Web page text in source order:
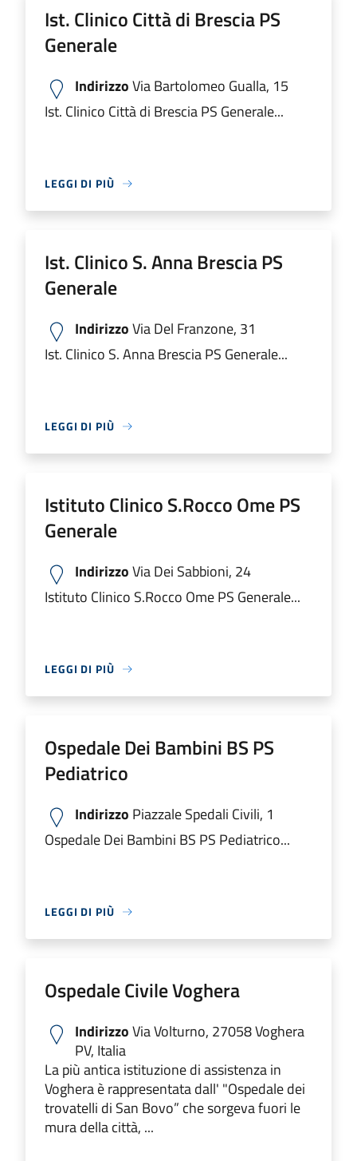
Ist. Clinico Città di Brescia PS
Generale
IndirizzoVia Bartolomeo Gualla, 15
Ist. Clinico Città di Brescia PS Generale...
LEGGI DI PIÙ
Ist. Clinico S. Anna Brescia PS
Generale
IndirizzoVia Del Franzone, 31
Ist. Clinico S. Anna Brescia PS Generale...
LEGGI DI PIÙ
Istituto Clinico S.Rocco Ome PS
Generale
IndirizzoVia Dei Sabbioni, 24
Istituto Clinico S.Rocco Ome PS Generale...
LEGGI DI PIÙ
Ospedale Dei Bambini BS PS
Pediatrico
Indirizzo Piazzale Spedali Civili, 1
Ospedale Dei Bambini BS PS Pediatrico...
LEGGI DI PIÙ
Ospedale Civile Voghera
IndirizzoVia Volturno, 27058 Voghera
PV, Italia
La più antica istituzione di assistenza in
Voghera è rappresentata dall' "Ospedale dei
trovatelli di San Bovo” che sorgeva fuori le
mura della città, ...